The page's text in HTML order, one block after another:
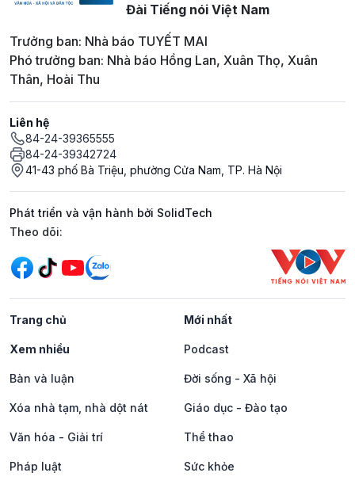
Đài Tiếng nói Việt Nam
Trưởng ban: Nhà báo TUYẾT MAI
Phó trưởng ban: Nhà báo Hồng Lan, Xuân Thọ, Xuân
Thân, Hoài Thu
Liên hệ
84-24-39365555
84-24-39342724
41-43 phố Bà Triệu, phường Cửa Nam, TP. Hà Nội
Phát triển và vận hành bởi SolidTech
Mạng xã hội
Theo dõi:
Trang chủ Mới nhất
Xem nhiều Podcast
Bàn và luận Đời sống - Xã hội
Xóa nhà tạm, nhà dột nát Giáo dục - Đào tạo
Văn hóa - Giải trí Thể thao
Pháp luật Sức khỏe